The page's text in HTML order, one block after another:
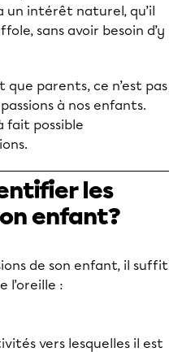
un intérêt naturel, qu’il
sans avoir besoin d’y
parents, ce n’est pas
à nos enfants.
fait possible
les
enfant?
de son enfant, il suffit
l’oreille :
vers lesquelles il est